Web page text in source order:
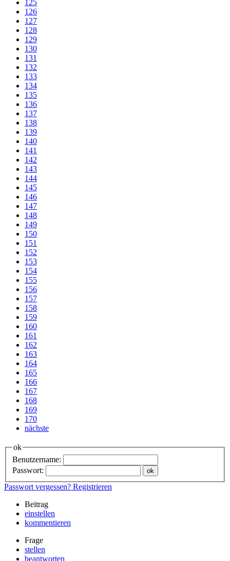
125
126
127
128
129
130
131
132
133
134
135
136
137
138
139
140
141
142
143
144
145
146
147
148
149
150
151
152
153
154
155
156
157
158
159
160
161
162
163
164
165
166
167
168
169
170
nächste
ok
Benutzername:
Passwort:
Passwort vergessen? Registrieren
Beitrag
einstellen
kommentieren
Frage
stellen
beantworten